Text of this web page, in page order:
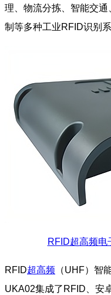
理、物流分拣、智能交
制等多种工业RFID识别系
RFID超高频电
RFID超高频 （UHF）智
UKA02集成了RFID、安